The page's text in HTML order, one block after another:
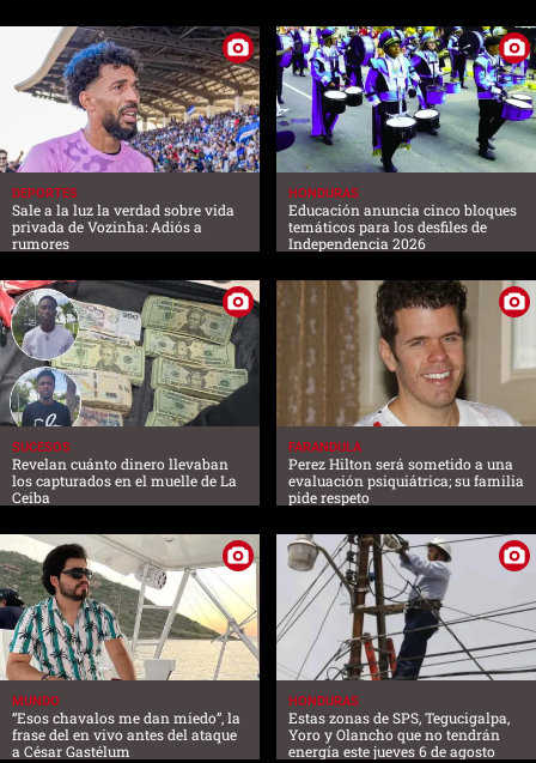
DEPORTES
Sale a la luz la verdad sobre vida
privada de Vozinha: Adiós a
rumores
HONDURAS
Educación anuncia cinco bloques
temáticos para los desfiles de
Independencia 2026
SUCESOS
Revelan cuánto dinero llevaban
los capturados en el muelle de La
Ceiba
FARANDULA
Perez Hilton será sometido a una
evaluación psiquiátrica; su familia
pide respeto
MUNDO
“Esos chavalos me dan miedo”, la
frase del en vivo antes del ataque
a César Gastélum
HONDURAS
Estas zonas de SPS, Tegucigalpa,
Yoro y Olancho que no tendrán
energía este jueves 6 de agosto